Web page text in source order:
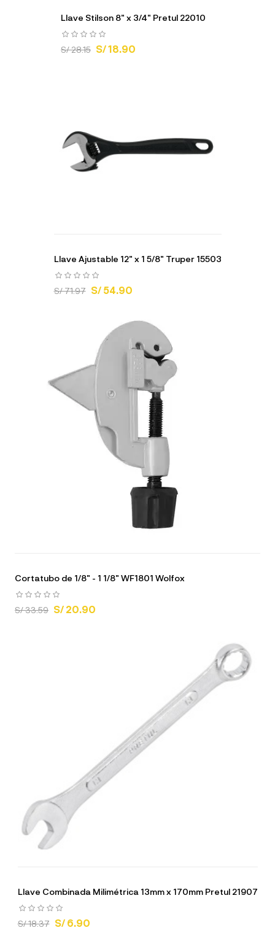
Llave Stilson 8" x 3/4" Pretul 22010
S/ 28.15 S/ 18.90
Llave Ajustable 12" x 1 5/8" Truper 15503
S/ 71.97 S/ 54.90
Cortatubo de 1/8" - 1 1/8" WF1801 Wolfox
S/ 33.59 S/ 20.90
Llave Combinada Milimétrica 13mm x 170mm Pretul 21907
S/ 18.37 S/ 6.90